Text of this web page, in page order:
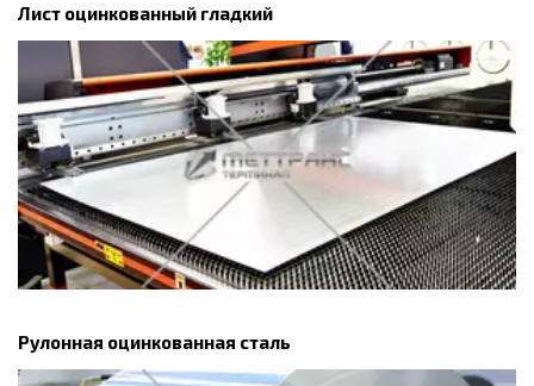
Лист оцинкованный гладкий
Рулонная оцинкованная сталь